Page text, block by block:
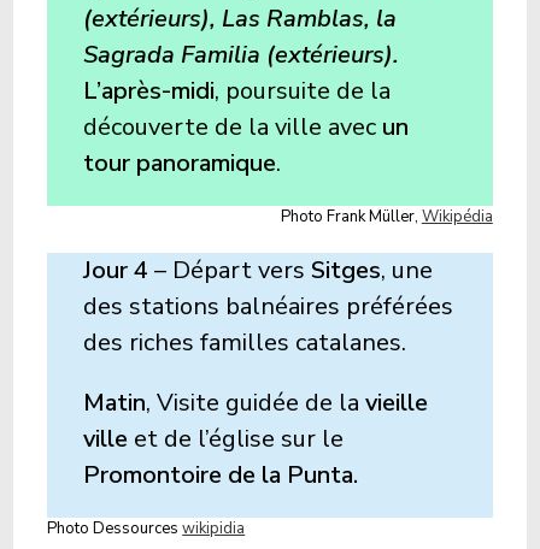
(extérieurs), Las Ramblas, la
Sagrada Familia (extérieurs).
L’après-midi, poursuite de la
découverte de la ville avec un
tour panoramique.
Photo Frank Müller, Wikipédia
Jour 4 – Départ vers Sitges, une
des stations balnéaires préférées
des riches familles catalanes.
Matin, Visite guidée de la vieille
ville et de l’église sur le
Promontoire de la Punta.
Photo Dessourceswikipidia